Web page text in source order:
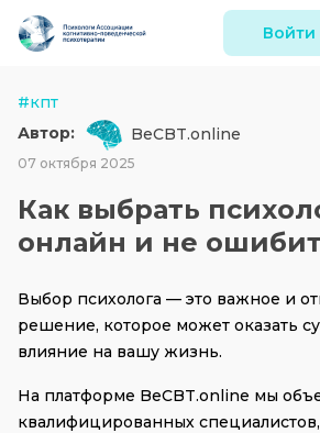
Войти
#кпт
Автор:
BeCBT.online
07 октября 2025
Как выбрать
онлайн и не
Выбор психолога — это важное и
решение, которое может оказать
влияние на вашу жизнь.
На платформе BeCBT.online мы
квалифицированных